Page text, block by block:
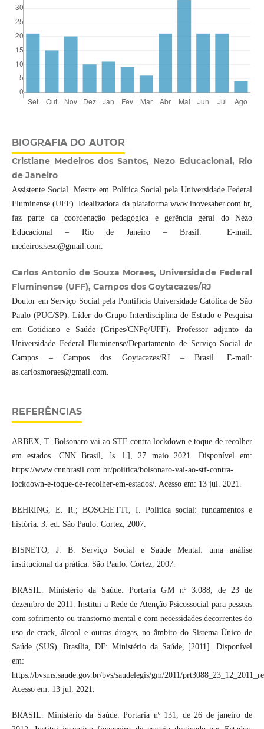
BIOGRAFIA DO AUTOR
Cristiane Medeiros dos Santos, Nezo Educacional, Rio
de Janeiro
Assistente Social. Mestre em Política Social pela Universidade Federal
Fluminense (UFF). Idealizadora da plataforma www.inovesaber.com.br,
faz parte da coordenação pedagógica e gerência geral do Nezo
Educacional – Rio de Janeiro – Brasil. E-mail:
medeiros.seso@gmail.com.
Carlos Antonio de Souza Moraes, Universidade Federal
Fluminense (UFF), Campos dos Goytacazes/RJ
Doutor em Serviço Social pela Pontifícia Universidade Católica de São
Paulo (PUC/SP). Líder do Grupo Interdisciplina de Estudo e Pesquisa
em Cotidiano e Saúde (Gripes/CNPq/UFF). Professor adjunto da
Universidade Federal Fluminense/Departamento de Serviço Social de
Campos – Campos dos Goytacazes/RJ – Brasil. E-mail:
as.carlosmoraes@gmail.com.
REFERÊNCIAS
ARBEX, T. Bolsonaro vai ao STF contra lockdown e toque de recolher
em estados. CNN Brasil, [s. l.], 27 maio 2021. Disponível em:
https://www.cnnbrasil.com.br/politica/bolsonaro-vai-ao-stf-contra-
lockdown-e-toque-de-recolher-em-estados/. Acesso em: 13 jul. 2021.
BEHRING, E. R.; BOSCHETTI, I. Política social: fundamentos e
história. 3. ed. São Paulo: Cortez, 2007.
BISNETO, J. B. Serviço Social e Saúde Mental: uma análise
institucional da prática. São Paulo: Cortez, 2007.
BRASIL. Ministério da Saúde. Portaria GM nº 3.088, de 23 de
dezembro de 2011. Institui a Rede de Atenção Psicossocial para pessoas
com sofrimento ou transtorno mental e com necessidades decorrentes do
uso de crack, álcool e outras drogas, no âmbito do Sistema Único de
Saúde (SUS). Brasília, DF: Ministério da Saúde, [2011]. Disponível
em:
https://bvsms.saude.gov.br/bvs/saudelegis/gm/2011/
Acesso em: 13 jul. 2021.
BRASIL. Ministério da Saúde. Portaria nº 131, de 26 de janeiro de